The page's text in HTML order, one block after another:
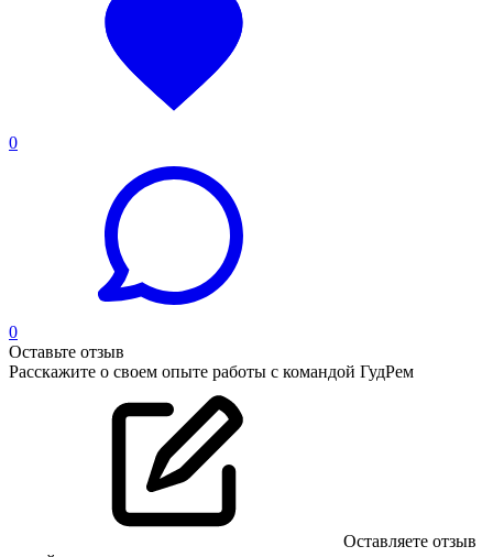
0
0
Оставьте отзыв
Расскажите о своем опыте работы с командой ГудРем
Оставляете отзыв